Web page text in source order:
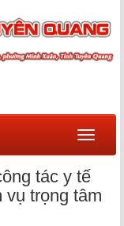
Menu
tác y tế
vụ trọng tâm